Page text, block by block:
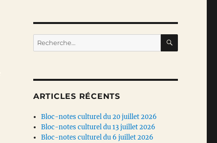
Recherche
pour :
ARTICLES RÉCENTS
Bloc-notes culturel du 20 juillet 2026
Bloc-notes culturel du 13 juillet 2026
Bloc-notes culturel du 6 juillet 2026